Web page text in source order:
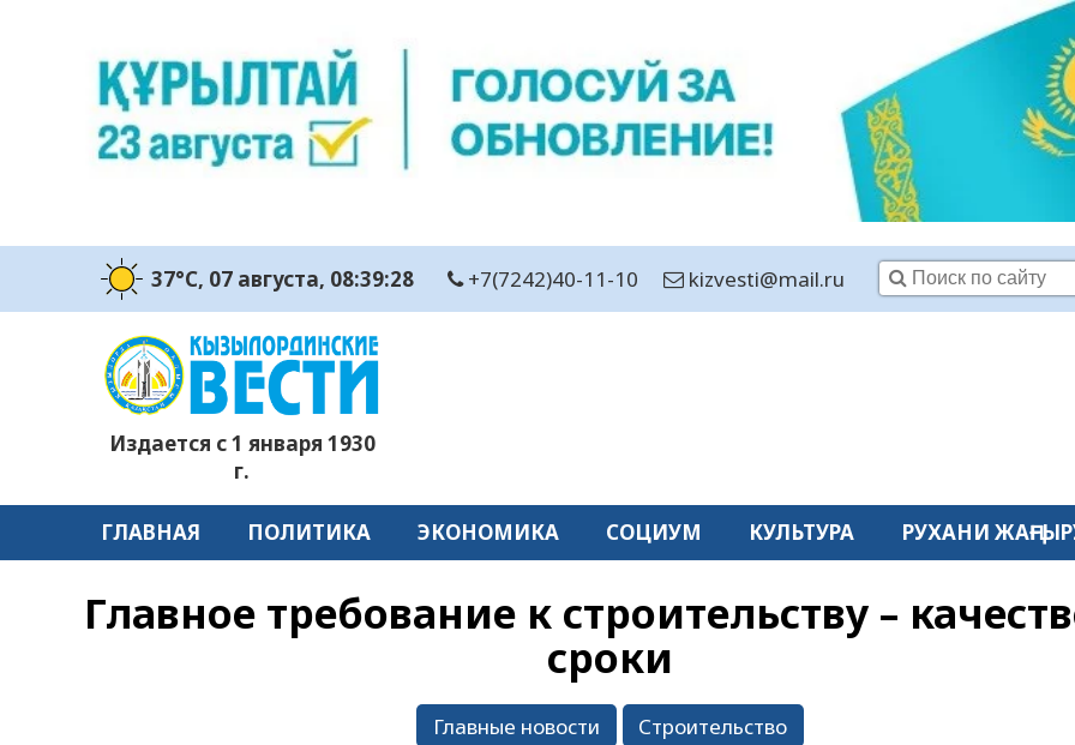
37°C, 07 августа, 08:39:29 +7(7242)40-11-10 kizvesti@mail.ru
Издается с 1 января 1930
г.
ГЛАВНАЯ ПОЛИТИКА ЭКОНОМИКА СОЦИУМ КУЛЬТУРА РУХАНИ
Главное требование к строительству –
сроки
Главные новости
Строительство